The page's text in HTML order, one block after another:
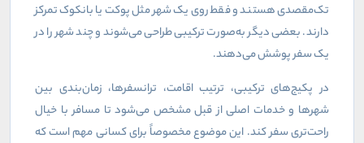
تک‌مقصدی هستند و فقط روی یک شهر مثل پوکت یا بانکوک تمرکز
دارند. بعضی دیگر به‌صورت ترکیبی طراحی می‌شوند و چند شهر را در
یک سفر پوشش می‌دهند.
در پکیج‌های ترکیبی، ترتیب اقامت، ترانسفرها، زمان‌بندی بین
شهرها و خدمات اصلی از قبل مشخص می‌شود تا مسافر با خیال
راحت‌تری سفر کند. این موضوع مخصوصاً برای کسانی مهم است که